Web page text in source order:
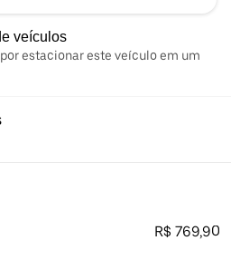
veículos
estacionar este veículo em um
R$ 769,90